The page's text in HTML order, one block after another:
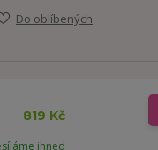
Do oblíbených
819 Kč
ihned